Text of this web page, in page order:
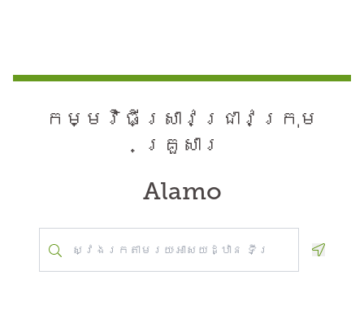
កម្មវិធី​ស្រាវជ្រាវ​ក្រុម
គ្រួសារ
Alamo